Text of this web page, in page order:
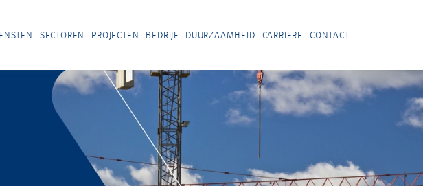
SECTOREN PROJECTEN BEDRIJF DUURZAAMHEID CARRIERE CONTACT